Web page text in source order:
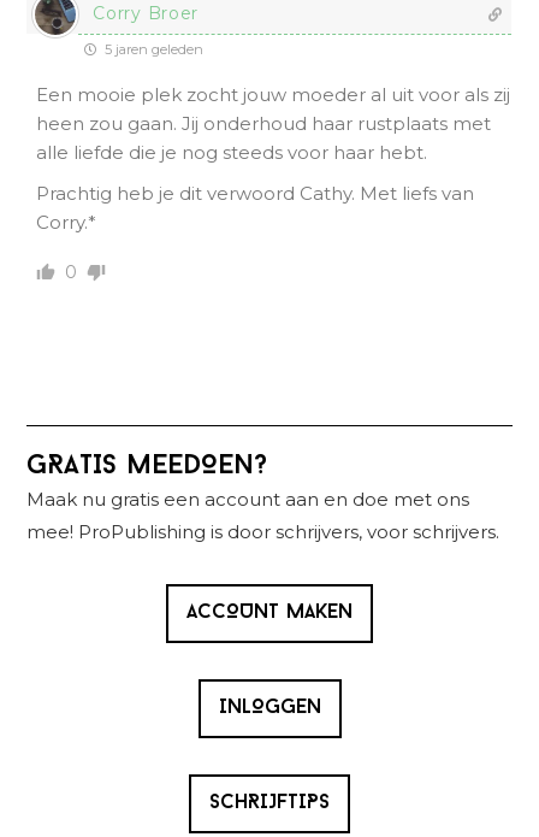
Corry Broer
5 jaren geleden
Een mooie plek zocht jouw moeder al uit voor als zij
heen zou gaan. Jij onderhoud haar rustplaats met
alle liefde die je nog steeds voor haar hebt.
Prachtig heb je dit verwoord Cathy. Met liefs van
Corry.*
0
Primaire
Sidebar
GRATIS MEEDOEN?
Maak nu gratis een account aan en doe met ons
mee! ProPublishing is door schrijvers, voor schrijvers.
ACCOUNT MAKEN
INLOGGEN
SCHRIJFTIPS